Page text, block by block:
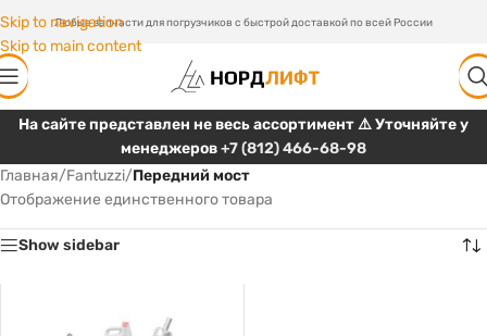
Skip to navigation
Skip to main content
Любые запчасти для погрузчиков с быстрой доставкой по всей России
На сайте представлен не весь ассортимент ⚠️ Уточняйте у
менеджеров+7 (812) 466-68-98
Главная/Fantuzzi/Передний мост
Отображение единственного товара
Show sidebar